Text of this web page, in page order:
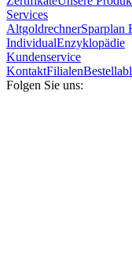
Services
AltgoldrechnerSparplan
IndividualEnzyklopädie
Kundenservice
KontaktFilialen
Folgen Sie uns: